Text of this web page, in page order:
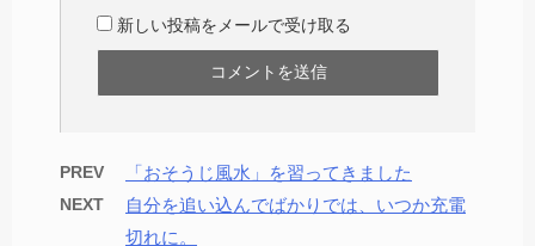
新しい投稿をメールで受け取る
PREV 「おそうじ風水」を習ってきました
NEXT
自分を追い込んでばかりでは、いつか充電
切れに。